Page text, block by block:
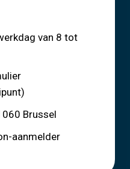
van 8 tot
Brussel
aanmelder